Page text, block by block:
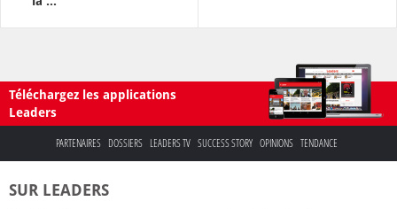
Téléchargez les applications
Leaders
PARTENAIRES DOSSIERS LEADERS TV SUCCESS STORY OPINIONS TENDANCE
SUR LEADERS